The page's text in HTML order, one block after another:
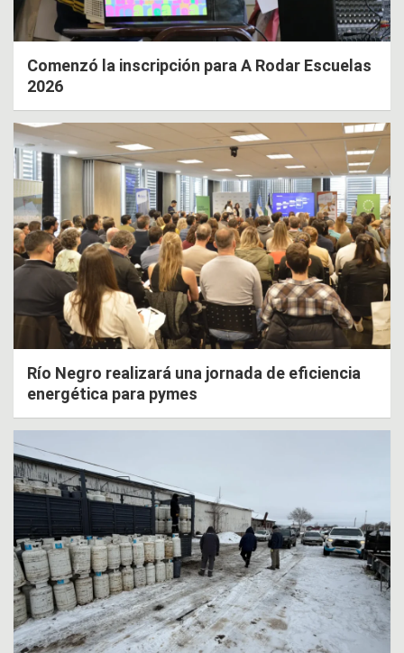
Comenzó la inscripción para A Rodar Escuelas
2026
Río Negro realizará una jornada de eficiencia
energética para pymes